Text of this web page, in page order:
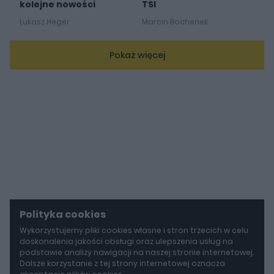
kolejne nowości
Łukasz Heger
TSI
Marcin Bochenek
Pokaż więcej
Polityka cookies
Wykorzystujemy pliki cookies własne i stron trzecich w celu
doskonalenia jakości obsługi oraz ulepszenia usług na
podstawie analizy nawigacji na naszej stronie internetowej.
Dalsze korzystanie z tej strony internetowej oznacza